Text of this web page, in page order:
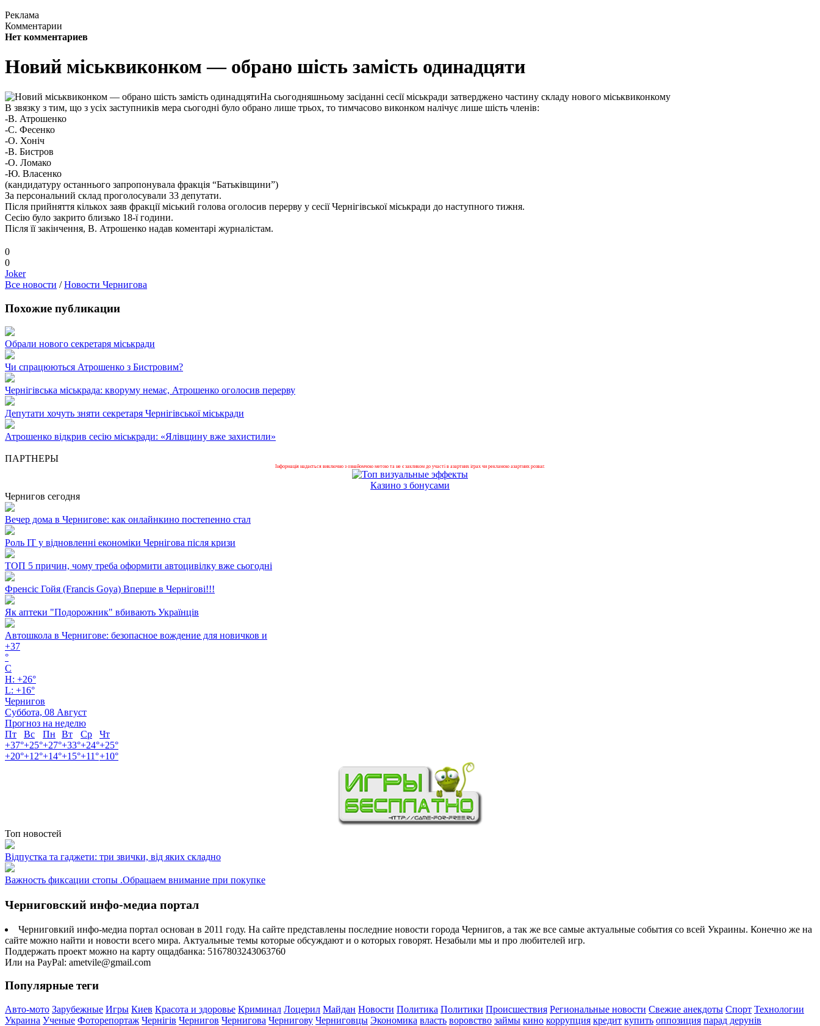
Реклама
Комментарии
Нет комментариев
Новий міськвиконком — обрано шість замість одинадцяти
На сьогодняшньому засіданні сесії міськради затверджено частину складу нового міськвиконкому
В звязку з тим, що з усіх заступників мера сьогодні було обрано лише трьох, то тимчасово виконком налічує лише шість членів:
-В. Атрошенко
-С. Фесенко
-О. Хоніч
-В. Бистров
-О. Ломако
-Ю. Власенко
(кандидатуру останнього запропонувала фракція “Батьківщини”)
За персональний склад проголосували 33 депутати.
Після прийняття кількох заяв фракції міський голова оголосив перерву у сесії Чернігівської міськради до наступного тижня.
Сесію було закрито близько 18-ї години.
Після її закінчення, В. Атрошенко надав коментарі журналістам.
0
0
Joker
Все новости /Новости Чернигова
Похожие публикации
Обрали нового секретаря міськради
Чи спрацюються Атрошенко з Бистровим?
Чернігівська міськрада: кворуму немає, Атрошенко оголосив перерву
Депутати хочуть зняти секретаря Чернігівської міськради
Атрошенко відкрив сесію міськради: «Ялівщину вже захистили»
ПАРТНЕРЫ
Інформація надається виключно з ознайомчою метою та не є закликом до участі в азартних іграх чи рекламою азартних розваг.
Казино з бонусами
Чернигов сегодня
Вечер дома в Чернигове: как онлайнкино постепенно стал
Роль ІТ у відновленні економіки Чернігова після кризи
ТОП 5 причин, чому треба оформити автоцивілку вже сьогодні
Френсіс Гойя (Francis Goya) Вперше в Чернігові!!!
Як аптеки "Подорожник" вбивають Українців
Автошкола в Чернигове: безопасное вождение для новичков и
+37
°
C
H: +26°
L: +16°
Чернигов
Суббота, 08 Август
Прогноз на неделю
Пт
Вс Пн Вт Ср
Чт
+37°+25°+27°+33°+24°+25°
+20°+12°+14°+15°+11°+10°
Топ новостей
Відпустка та гаджети: три звички, від яких складно
Важность фиксации стопы .Обращаем внимание при покупке
Черниговский инфо-медиа портал
Черниговкий инфо-медиа портал основан в 2011 году. На сайте представлены последние новости города Чернигов, а так же все самые актуальные события со всей Украины. Конечно же на
сайте можно найти и новости всего мира. Актуальные темы которые обсуждают и о которых говорят. Незабыли мы и про любителей игр.
Поддержать проект можно на карту ощадбанка: 5167803243063760
Или на PayPal: ametvile@gmail.com
Популярные теги
Авто-мото Зарубежные Игры Киев Красота и здоровье Криминал Лоцерил Майдан Новости Политика Политики Происшествия Региональные новости Свежие анекдоты Спорт Технологии
Украина Ученые Фоторепортаж Чернігів Чернигов Чернигова Чернигову Черниговцы Экономика власть воровство займы кино коррупция кредит купить оппозиция парад дерунів